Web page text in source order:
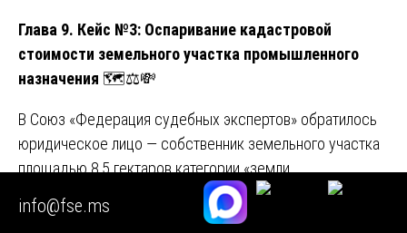
Глава 9. Кейс №3: Оспаривание кадастровой
стоимости земельного участка промышленного
назначения 🗺️⚖️💸
В Союз «Федерация судебных экспертов» обратилось
юридическое лицо — собственник земельного участка
площадью 8,5 гектаров категории «земли
промышленности» с разрешённым использованием
«для размещения производственных объектов».
info@fse.ms